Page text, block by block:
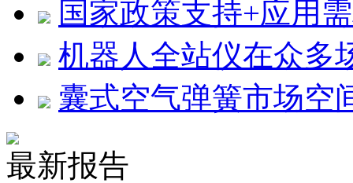
国家政策支持+应用
机器人全站仪在众多
囊式空气弹簧市场空
最新报告